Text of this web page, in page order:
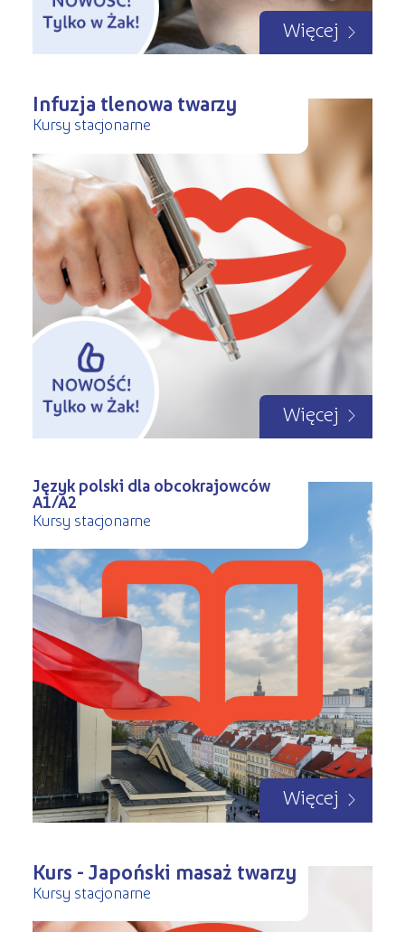
Więcej
Infuzja tlenowa twarzy
Kursy stacjonarne
Więcej
Język polski dla obcokrajowców
A1/A2
Kursy stacjonarne
Więcej
Kurs - Japoński masaż twarzy
Kursy stacjonarne